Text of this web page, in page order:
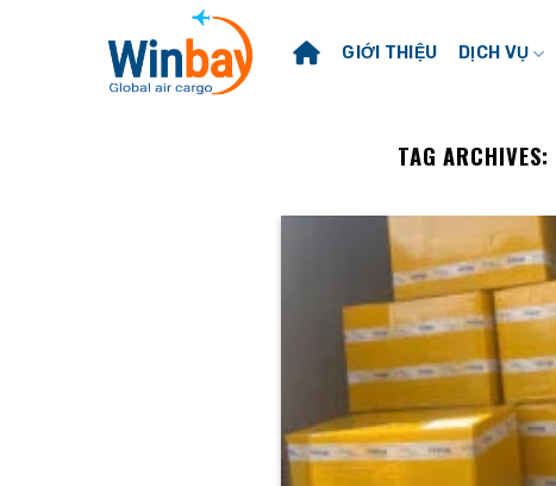
GIỚI THIỆU DỊCH VỤ
TAG ARCHIVES: